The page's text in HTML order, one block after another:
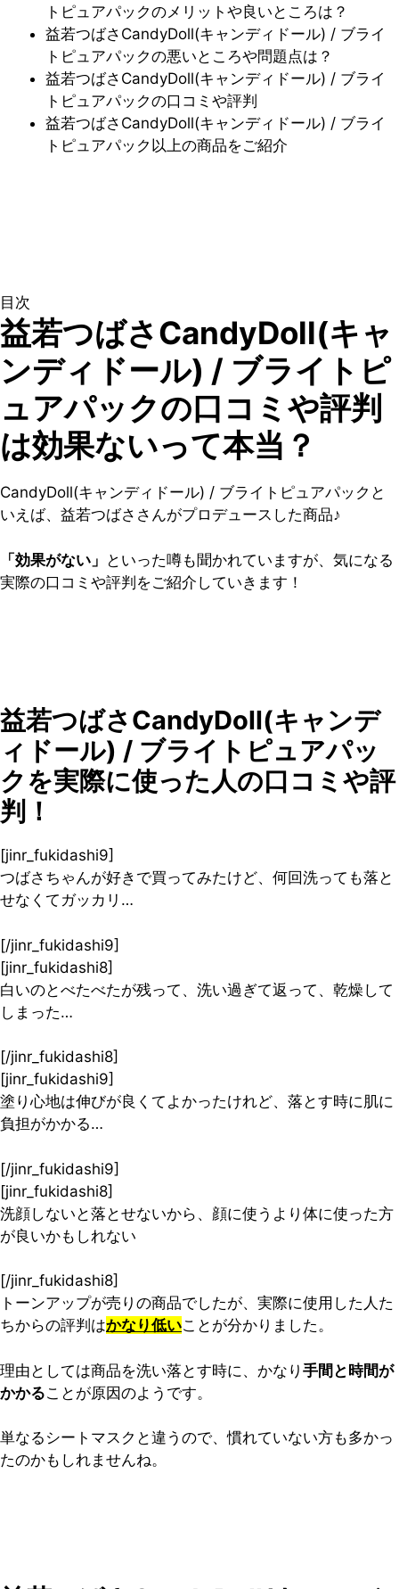
トピュアパックのメリットや良いところは？
益若つばさCandyDoll(キャンディドール) / ブライ
トピュアパックの悪いところや問題点は？
益若つばさCandyDoll(キャンディドール) / ブライ
トピュアパックの口コミや評判
益若つばさCandyDoll(キャンディドール) / ブライ
トピュアパック以上の商品をご紹介
目次
益若つばさCandyDoll(キャ
ンディドール) / ブライトピ
ュアパックの口コミや評判
は効果ないって本当？
CandyDoll(キャンディドール) / ブライトピュアパックと
いえば、益若つばささんがプロデュースした商品♪
「効果がない」 といった噂も聞かれていますが、気になる
実際の口コミや評判をご紹介していきます！
益若つばさCandyDoll(キャンデ
ィドール) / ブライトピュアパッ
クを実際に使った人の口コミや評
判！
[jinr_fukidashi9]
つばさちゃんが好きで買ってみたけど、何回洗っても落と
せなくてガッカリ…
[/jinr_fukidashi9]
[jinr_fukidashi8]
白いのとべたべたが残って、洗い過ぎて返って、乾燥して
しまった…
[/jinr_fukidashi8]
[jinr_fukidashi9]
塗り心地は伸びが良くてよかったけれど、落とす時に肌に
負担がかかる…
[/jinr_fukidashi9]
[jinr_fukidashi8]
洗顔しないと落とせないから、顔に使うより体に使った方
が良いかもしれない
[/jinr_fukidashi8]
トーンアップが売りの商品でしたが、実際に使用した人た
ちからの評判はかなり低いことが分かりました。
理由としては商品を洗い落とす時に、かなり 手間と時間が
かかることが原因のようです。
単なるシートマスクと違うので、慣れていない方も多かっ
たのかもしれませんね。